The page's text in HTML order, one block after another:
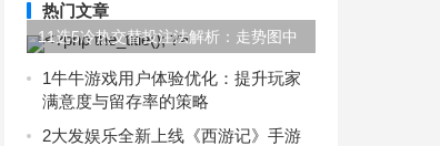
热门文章
11选5冷热交替投注法解析：走势图中
的“规律”是真是假？
1牛牛游戏用户体验优化：提升玩家
满意度与留存率的策略
2大发娱乐全新上线《西游记》手游